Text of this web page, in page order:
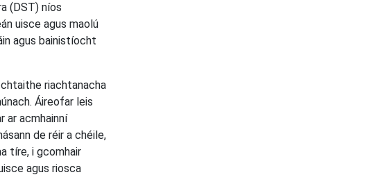
(DST) níos
uisce agus maolú
agus bainistíocht
riachtanacha
Áireofar leis
ar acmhainní
de réir a chéile,
tíre, i gcomhair
agus riosca